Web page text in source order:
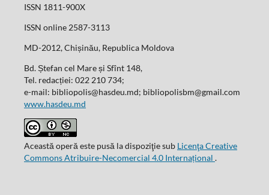
ISSN 1811-900X
ISSN online 2587-3113
MD-2012, Chișinău, Republica Moldova
Bd. Ștefan cel Mare și Sfînt 148,
Tel. redacției: 022 210 734;
e-mail: bibliopolis@hasdeu.md; bibliopolisbm@gmail.com
www.hasdeu.md
Această operă este pusă la dispoziţie sub Licenţa Creative
Commons Atribuire-Necomercial 4.0 Internațional .